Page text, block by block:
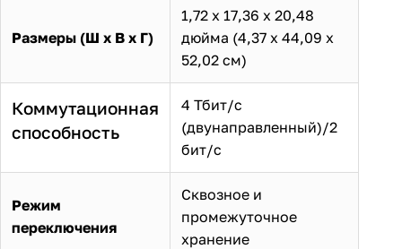
Размеры (Ш х В х Г)
1,72 х 17,36 х 20,48
дюйма (4,37 х 44,09 х
52,02 см)
Коммутационная
способность
4 Тбит/с
(двунаправленный)/2
бит/с
Режим
переключения
Сквозное и
промежуточное
хранение